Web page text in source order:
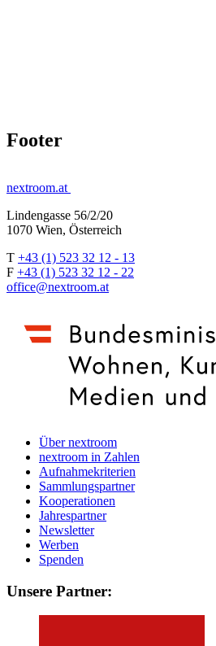
Footer
nextroom.at
Lindengasse 56/2/20
1070 Wien, Österreich
T +43 (1) 523 32 12 - 13
F +43 (1) 523 32 12 - 22
office@nextroom.at
Über nextroom
nextroom in Zahlen
Aufnahmekriterien
Sammlungspartner
Kooperationen
Jahrespartner
Newsletter
Werben
Spenden
Unsere Partner: